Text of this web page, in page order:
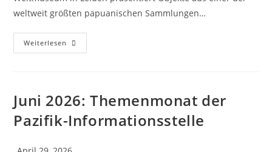
weltweit größten papuanischen Sammlungen…
Weiterlesen
Juni 2026: Themenmonat der
Pazifik-Informationsstelle